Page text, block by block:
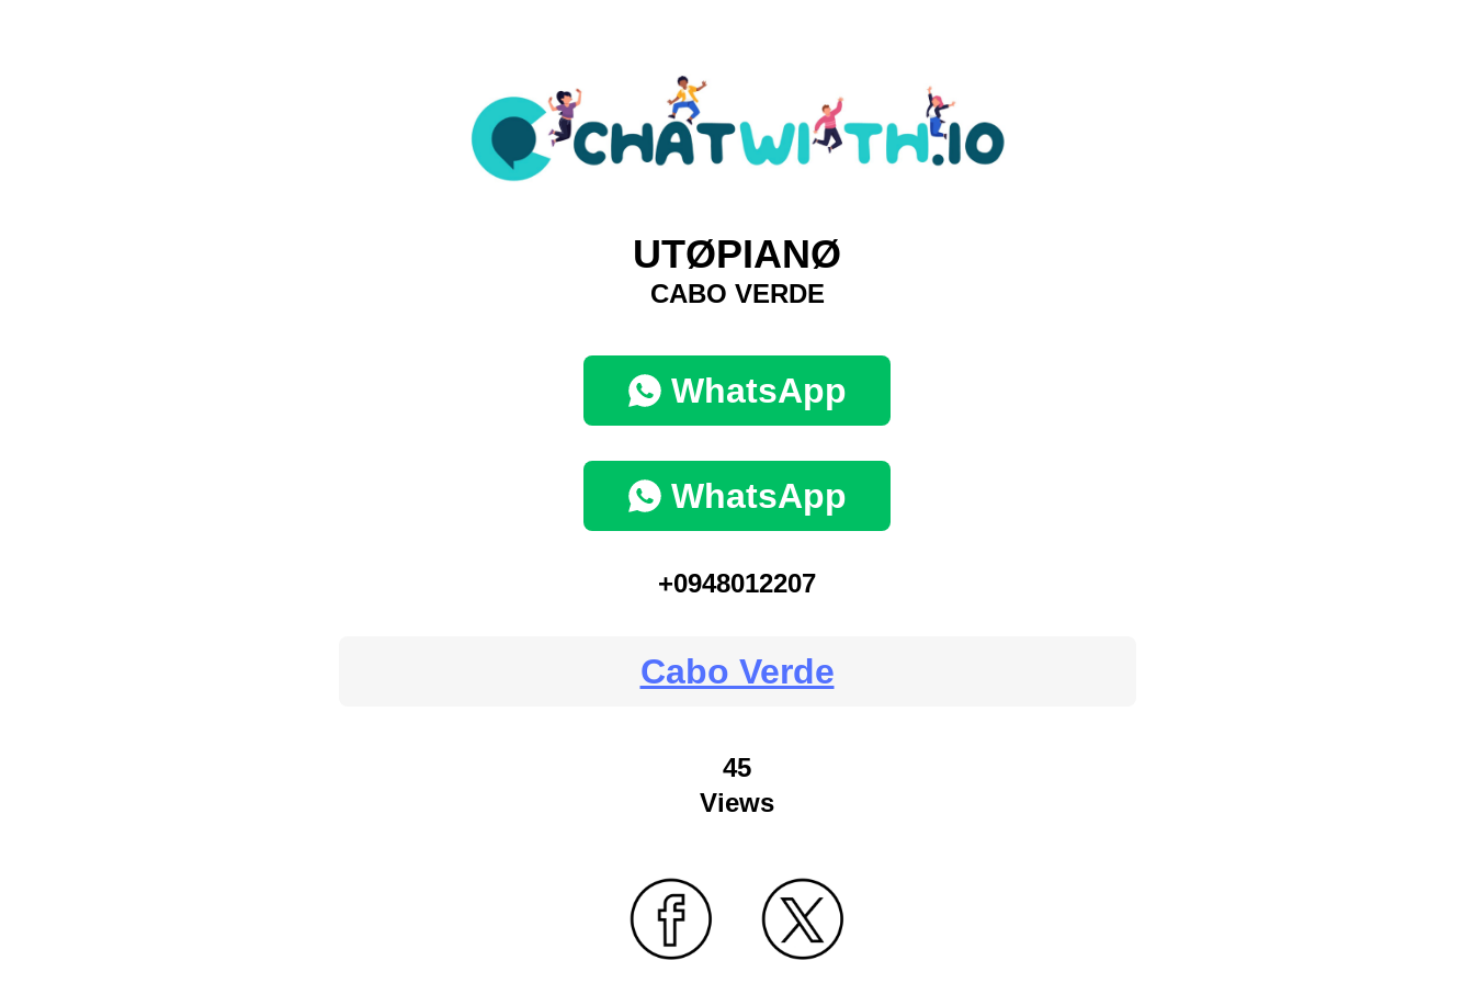
UTØPIANØ
CABO VERDE
WhatsApp
WhatsApp
+0948012207
Cabo Verde
45
Views